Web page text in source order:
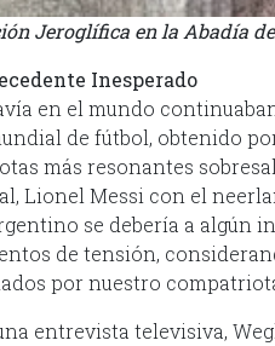
Jeroglífica en la Abadía de
Inesperado
en el mundo
de fútbol, obtenido
más resonantes
Lionel Messi con el
se debería a algún
de tensión,
por nuestro
entrevista televisiva,